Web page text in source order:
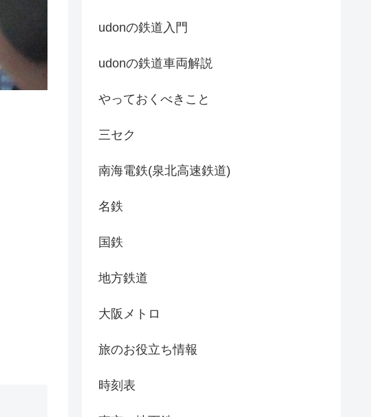
udonの鉄道入門
udonの鉄道車両解説
やっておくべきこと
三セク
南海電鉄(泉北高速鉄道)
名鉄
国鉄
地方鉄道
大阪メトロ
旅のお役立ち情報
時刻表